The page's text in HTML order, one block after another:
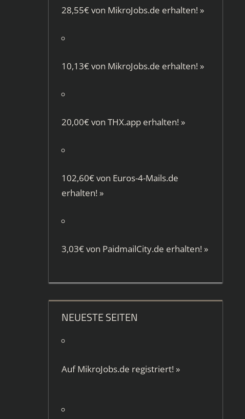
28,55€ von MikroJobs.de erhalten! »
10,13€ von MikroJobs.de erhalten! »
20,00€ vonTHX.app erhalten! »
102,60€ von Euros-4-Mails.de
erhalten! »
3,03€ von PaidmailCity.de erhalten! »
NEUESTE SEITEN
AufMikroJobs.de registriert! »